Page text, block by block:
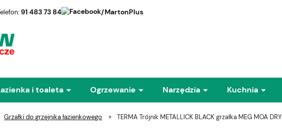
91 483 73 84 /MartonPlus
i toaleta Ogrzewanie Narzędzia Kuchnia
Grzałki do grzejnika łazienkowego » TERMA Trójnik METALLICK BLACK grzałka MEG MOA DRY